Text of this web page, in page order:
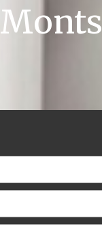
Monts